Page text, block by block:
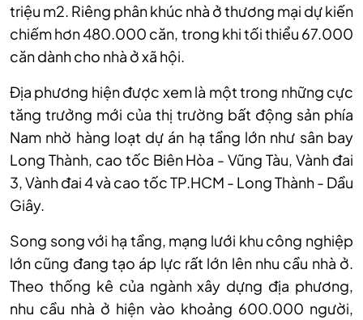
triệu m2. Riêng phân khúc nhà ở thương mại dự kiến
chiếm hơn 480.000 căn, trong khi tối thiểu 67.000
căn dành cho nhà ở xã hội.
Địa phương hiện được xem là một trong những cực
tăng trưởng mới của thị trường bất động sản phía
Nam nhờ hàng loạt dự án hạ tầng lớn như sân bay
Long Thành, cao tốc Biên Hòa - Vũng Tàu, Vành đai
3, Vành đai 4 và cao tốc TP.HCM - Long Thành - Dầu
Giây.
Song song với hạ tầng, mạng lưới khu công nghiệp
lớn cũng đang tạo áp lực rất lớn lên nhu cầu nhà ở.
Theo thống kê của ngành xây dựng địa phương,
nhu cầu nhà ở hiện vào khoảng 600.000 người,